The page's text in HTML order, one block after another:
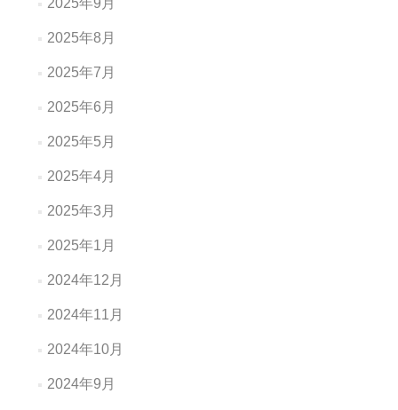
2025年9月
2025年8月
2025年7月
2025年6月
2025年5月
2025年4月
2025年3月
2025年1月
2024年12月
2024年11月
2024年10月
2024年9月